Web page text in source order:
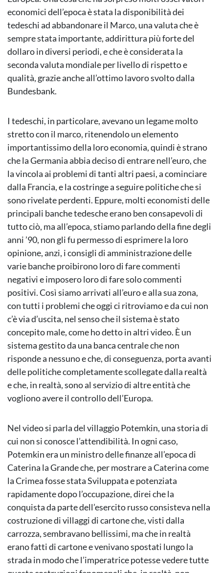
economici dell’epoca è stata la disponibilità dei
tedeschi ad abbandonare il Marco, una valuta che è
sempre stata importante, addirittura più forte del
dollaro in diversi periodi, e che è considerata la
seconda valuta mondiale per livello di rispetto e
qualità, grazie anche all’ottimo lavoro svolto dalla
Bundesbank.
I tedeschi, in particolare, avevano un legame molto
stretto con il marco, ritenendolo un elemento
importantissimo della loro economia, quindi è strano
che la Germania abbia deciso di entrare nell’euro, che
la vincola ai problemi di tanti altri paesi, a cominciare
dalla Francia, e la costringe a seguire politiche che si
sono rivelate perdenti. Eppure, molti economisti delle
principali banche tedesche erano ben consapevoli di
tutto ciò, ma all’epoca, stiamo parlando della fine degli
anni ’90, non gli fu permesso di esprimere la loro
opinione, anzi, i consigli di amministrazione delle
varie banche proibirono loro di fare commenti
negativi e imposero loro di fare solo commenti
positivi. Così siamo arrivati all’euro e alla sua zona,
con tutti i problemi che oggi ci ritroviamo e da cui non
c’è via d’uscita, nel senso che il sistema è stato
concepito male, come ho detto in altri video. È un
sistema gestito da una banca centrale che non
risponde a nessuno e che, di conseguenza, porta avanti
delle politiche completamente scollegate dalla realtà
e che, in realtà, sono al servizio di altre entità che
vogliono avere il controllo dell’Europa.
Nel video si parla del villaggio Potemkin, una storia di
cui non si conosce l’attendibilità. In ogni caso,
Potemkin era un ministro delle finanze all’epoca di
Caterina la Grande che, per mostrare a Caterina come
la Crimea fosse stata Sviluppata e potenziata
rapidamente dopo l’occupazione, direi che la
conquista da parte dell’esercito russo consisteva nella
costruzione di villaggi di cartone che, visti dalla
carrozza, sembravano bellissimi, ma che in realtà
erano fatti di cartone e venivano spostati lungo la
strada in modo che l’imperatrice potesse vedere tutte